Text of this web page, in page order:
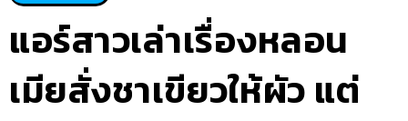
แอร์สาวเล่าเรื่องหลอน
เมียสั่งชาเขียวให้ผัว แต่